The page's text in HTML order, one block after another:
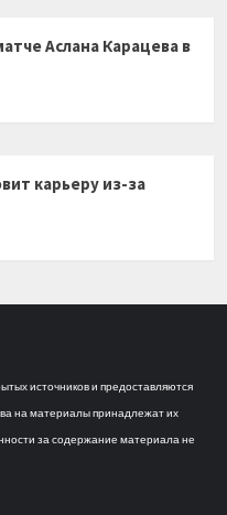
Аслана Карацева в
карьеру из-за
источников и предоставляются
на материалы принадлежат их
за содержание материала не